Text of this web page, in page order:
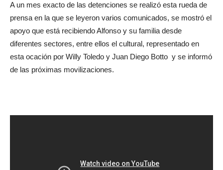
A un mes exacto de las detenciones se realizó esta rueda de
prensa en la que se leyeron varios comunicados, se mostró el
apoyo que está recibiendo Alfonso y su familia desde
diferentes sectores, entre ellos el cultural, representado en
esta ocación por Willy Toledo y Juan Diego Botto y se informó
de las próximas movilizaciones.